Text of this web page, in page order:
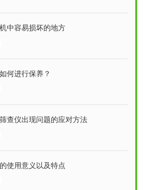
中容易损坏的地方
何进行保养？
查仪出现问题的应对方法
使用意义以及特点